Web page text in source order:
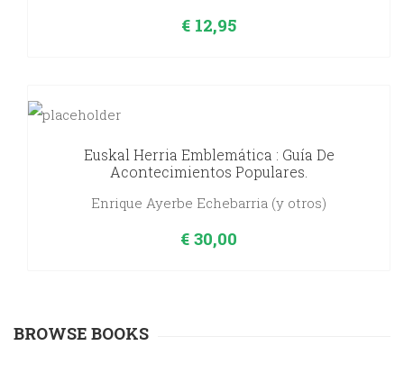
€ 12,95
Euskal Herria Emblemática : Guía De
Acontecimientos Populares.
Enrique Ayerbe Echebarria (y otros)
€ 30,00
BROWSE BOOKS